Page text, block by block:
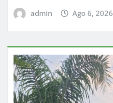
admin Ago 6, 2026